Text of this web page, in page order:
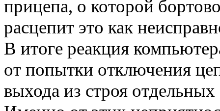
прицепа, о которой
расцепит это как
В итоге реакция
от попытки отключения
выхода из строя